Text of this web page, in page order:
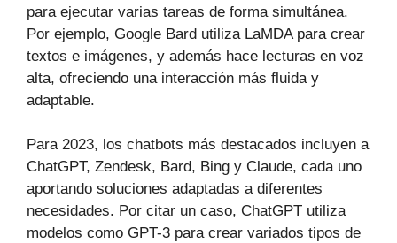
para ejecutar varias tareas de forma simultánea.
Por ejemplo, Google Bard utiliza LaMDA para crear
textos e imágenes, y además hace lecturas en voz
alta, ofreciendo una interacción más fluida y
adaptable.
Para 2023, los chatbots más destacados incluyen a
ChatGPT, Zendesk, Bard, Bing y Claude, cada uno
aportando soluciones adaptadas a diferentes
necesidades. Por citar un caso, ChatGPT utiliza
modelos como GPT-3 para crear variados tipos de